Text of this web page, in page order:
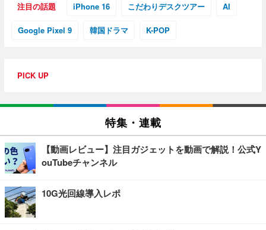
注目の話題 iPhone 16 こだわりデスクツアー AI
Google Pixel 9 韓国ドラマ K-POP
PICK UP
特集・連載
【動画レビュー】注目ガジェットを動画で解説！公式Y
ouTubeチャンネル
10G光回線導入レポ